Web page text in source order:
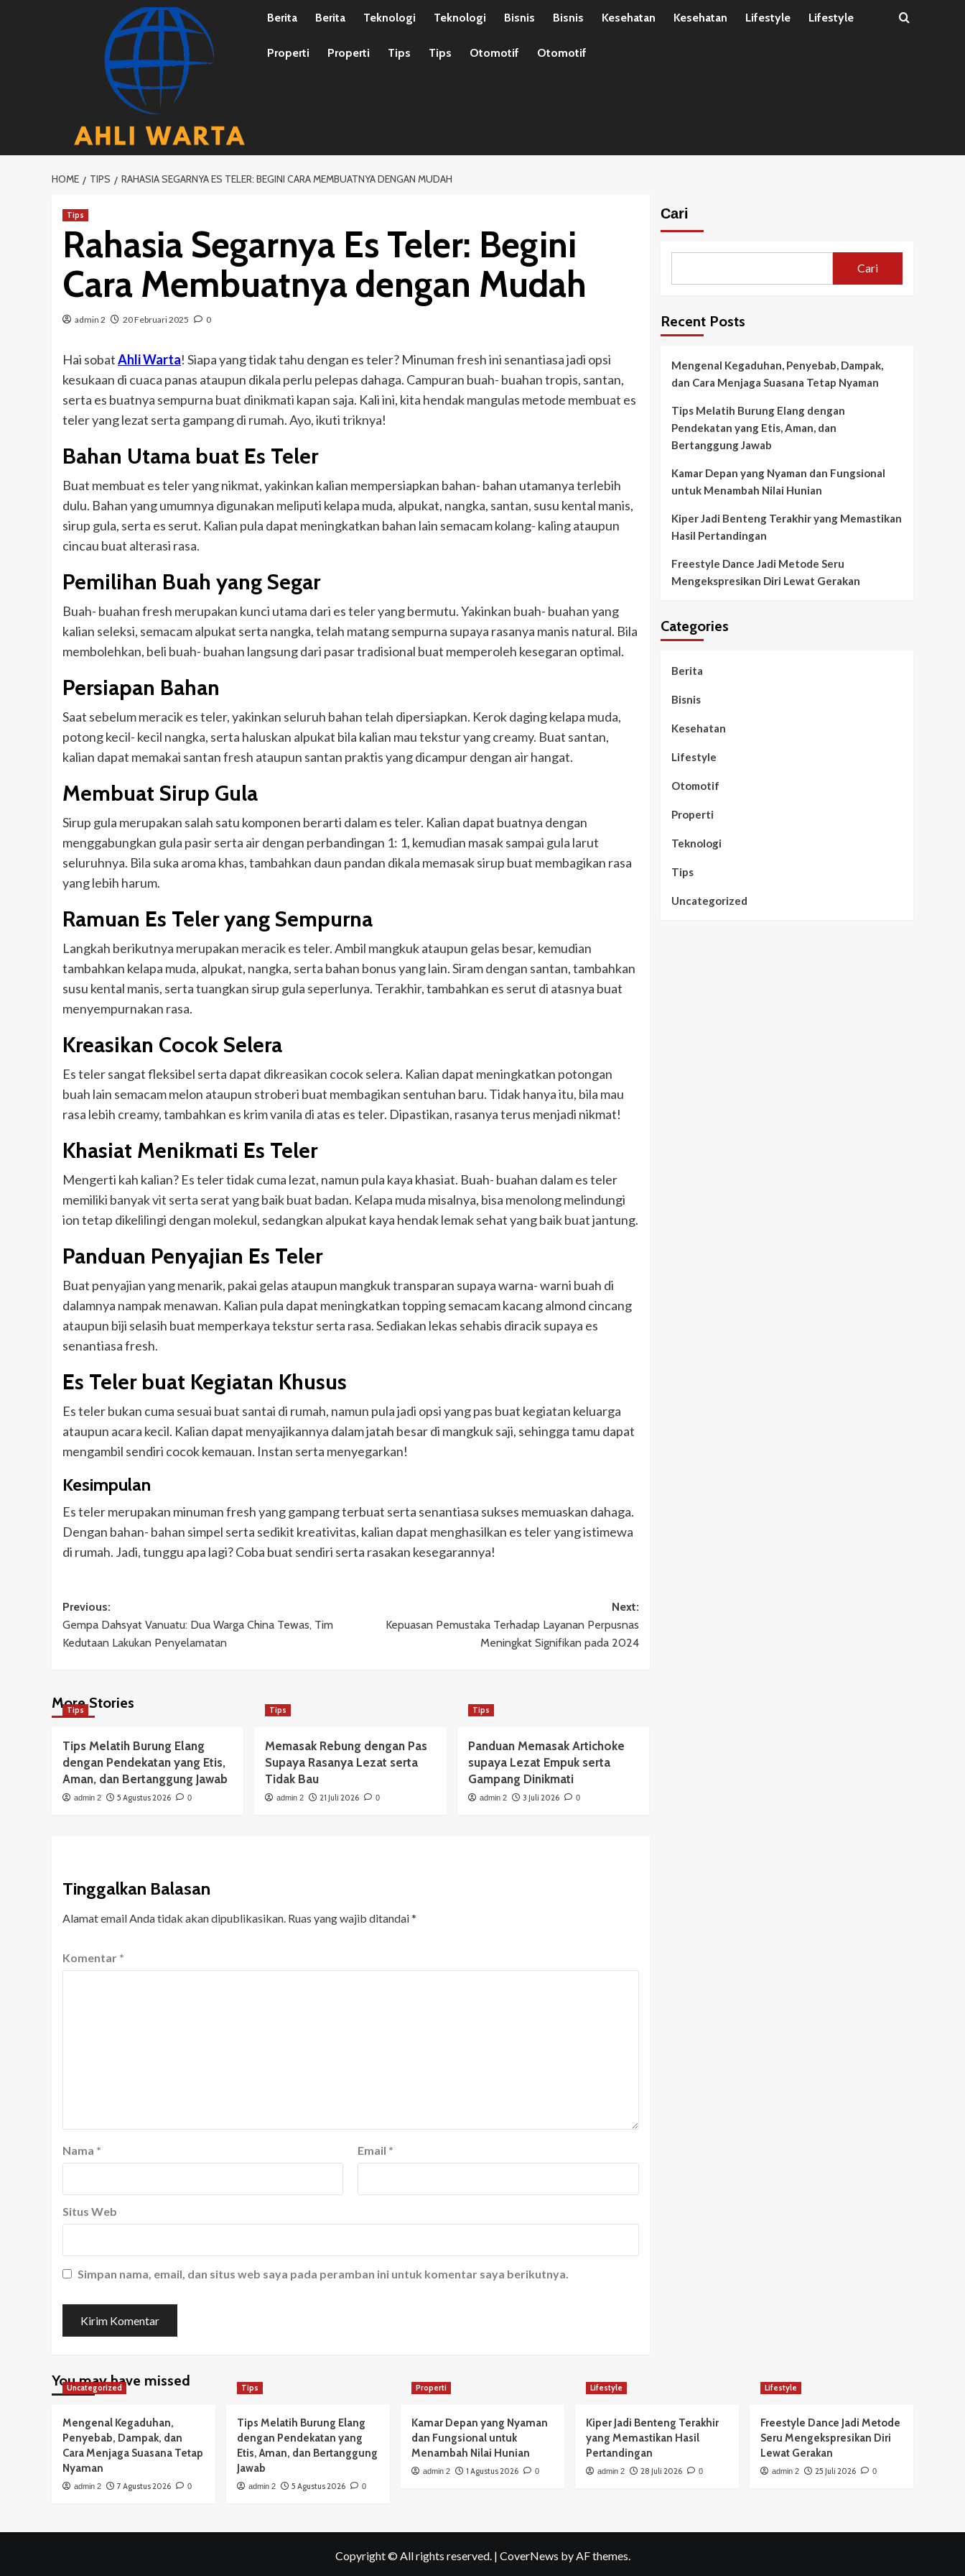
Berita Berita Teknologi Teknologi Bisnis Bisnis Kesehatan Kesehatan Lifestyle Lifestyle
Properti Properti Tips Tips Otomotif Otomotif
HOME TIPS RAHASIA SEGARNYA ES TELER: BEGINI CARA MEMBUATNYA DENGAN MUDAH
Tips
Rahasia Segarnya Es Teler: Begini
Cara Membuatnya dengan Mudah
admin 2 20 Februari 2025 0
Hai sobatAhli Warta! Siapa yang tidak tahu dengan es teler? Minuman fresh ini senantiasa jadi opsi
kesukaan di cuaca panas ataupun dikala perlu pelepas dahaga. Campuran buah- buahan tropis, santan,
serta es buatnya sempurna buat dinikmati kapan saja. Kali ini, kita hendak mangulas metode membuat es
teler yang lezat serta gampang di rumah. Ayo, ikuti triknya!
Bahan Utama buat Es Teler
Buat membuat es teler yang nikmat, yakinkan kalian mempersiapkan bahan- bahan utamanya terlebih
dulu. Bahan yang umumnya digunakan meliputi kelapa muda, alpukat, nangka, santan, susu kental manis,
sirup gula, serta es serut. Kalian pula dapat meningkatkan bahan lain semacam kolang- kaling ataupun
cincau buat alterasi rasa.
Pemilihan Buah yang Segar
Buah- buahan fresh merupakan kunci utama dari es teler yang bermutu. Yakinkan buah- buahan yang
kalian seleksi, semacam alpukat serta nangka, telah matang sempurna supaya rasanya manis natural. Bila
membolehkan, beli buah- buahan langsung dari pasar tradisional buat memperoleh kesegaran optimal.
Persiapan Bahan
Saat sebelum meracik es teler, yakinkan seluruh bahan telah dipersiapkan. Kerok daging kelapa muda,
potong kecil- kecil nangka, serta haluskan alpukat bila kalian mau tekstur yang creamy. Buat santan,
kalian dapat memakai santan fresh ataupun santan praktis yang dicampur dengan air hangat.
Membuat Sirup Gula
Sirup gula merupakan salah satu komponen berarti dalam es teler. Kalian dapat buatnya dengan
menggabungkan gula pasir serta air dengan perbandingan 1: 1, kemudian masak sampai gula larut
seluruhnya. Bila suka aroma khas, tambahkan daun pandan dikala memasak sirup buat membagikan rasa
yang lebih harum.
Ramuan Es Teler yang Sempurna
Langkah berikutnya merupakan meracik es teler. Ambil mangkuk ataupun gelas besar, kemudian
tambahkan kelapa muda, alpukat, nangka, serta bahan bonus yang lain. Siram dengan santan, tambahkan
susu kental manis, serta tuangkan sirup gula seperlunya. Terakhir, tambahkan es serut di atasnya buat
menyempurnakan rasa.
Kreasikan Cocok Selera
Es teler sangat fleksibel serta dapat dikreasikan cocok selera. Kalian dapat meningkatkan potongan
buah lain semacam melon ataupun stroberi buat membagikan sentuhan baru. Tidak hanya itu, bila mau
rasa lebih creamy, tambahkan es krim vanila di atas es teler. Dipastikan, rasanya terus menjadi nikmat!
Khasiat Menikmati Es Teler
Mengerti kah kalian? Es teler tidak cuma lezat, namun pula kaya khasiat. Buah- buahan dalam es teler
memiliki banyak vit serta serat yang baik buat badan. Kelapa muda misalnya, bisa menolong melindungi
ion tetap dikelilingi dengan molekul, sedangkan alpukat kaya hendak lemak sehat yang baik buat jantung.
Panduan Penyajian Es Teler
Buat penyajian yang menarik, pakai gelas ataupun mangkuk transparan supaya warna- warni buah di
dalamnya nampak menawan. Kalian pula dapat meningkatkan topping semacam kacang almond cincang
ataupun biji selasih buat memperkaya tekstur serta rasa. Sediakan lekas sehabis diracik supaya es
senantiasa fresh.
Es Teler buat Kegiatan Khusus
Es teler bukan cuma sesuai buat santai di rumah, namun pula jadi opsi yang pas buat kegiatan keluarga
ataupun acara kecil. Kalian dapat menyajikannya dalam jatah besar di mangkuk saji, sehingga tamu dapat
mengambil sendiri cocok kemauan. Instan serta menyegarkan!
Kesimpulan
Es teler merupakan minuman fresh yang gampang terbuat serta senantiasa sukses memuaskan dahaga.
Dengan bahan- bahan simpel serta sedikit kreativitas, kalian dapat menghasilkan es teler yang istimewa
di rumah. Jadi, tunggu apa lagi? Coba buat sendiri serta rasakan kesegarannya!
Post
navigation
Previous:
Gempa Dahsyat Vanuatu: Dua Warga China Tewas, Tim
Kedutaan Lakukan Penyelamatan
Next:
Kepuasan Pemustaka Terhadap Layanan Perpusnas
Meningkat Signifikan pada 2024
More Stories
Tips
Tips Melatih Burung Elang
dengan Pendekatan yang Etis,
Aman, dan Bertanggung Jawab
admin 2 5 Agustus 2026 0
Tips
Memasak Rebung dengan Pas
Supaya Rasanya Lezat serta
Tidak Bau
admin 2 21 Juli 2026 0
Tips
Panduan Memasak Artichoke
supaya Lezat Empuk serta
Gampang Dinikmati
admin 2 3 Juli 2026 0
Tinggalkan Balasan
Alamat email Anda tidak akan dipublikasikan. Ruas yang wajib ditandai*
Komentar *
Nama * Email *
Situs Web
Simpan nama, email, dan situs web saya pada peramban ini untuk komentar saya berikutnya.
Cari
Cari
Recent Posts
Mengenal Kegaduhan, Penyebab, Dampak,
dan Cara Menjaga Suasana Tetap Nyaman
Tips Melatih Burung Elang dengan
Pendekatan yang Etis, Aman, dan
Bertanggung Jawab
Kamar Depan yang Nyaman dan Fungsional
untuk Menambah Nilai Hunian
Kiper Jadi Benteng Terakhir yang Memastikan
Hasil Pertandingan
Freestyle Dance Jadi Metode Seru
Mengekspresikan Diri Lewat Gerakan
Categories
Berita
Bisnis
Kesehatan
Lifestyle
Otomotif
Properti
Teknologi
Tips
Uncategorized
You may have missed
Uncategorized
Mengenal Kegaduhan,
Penyebab, Dampak, dan
Cara Menjaga Suasana Tetap
Nyaman
admin 2 7 Agustus 2026 0
Tips
Tips Melatih Burung Elang
dengan Pendekatan yang
Etis, Aman, dan Bertanggung
Jawab
admin 2 5 Agustus 2026 0
Properti
Kamar Depan yang Nyaman
dan Fungsional untuk
Menambah Nilai Hunian
admin 2 1 Agustus 2026 0
Lifestyle
Kiper Jadi Benteng Terakhir
yang Memastikan Hasil
Pertandingan
admin 2 28 Juli 2026 0
Lifestyle
Freestyle Dance Jadi Metode
Seru Mengekspresikan Diri
Lewat Gerakan
admin 2 25 Juli 2026 0
Copyright © All rights reserved. | CoverNews by AF themes.